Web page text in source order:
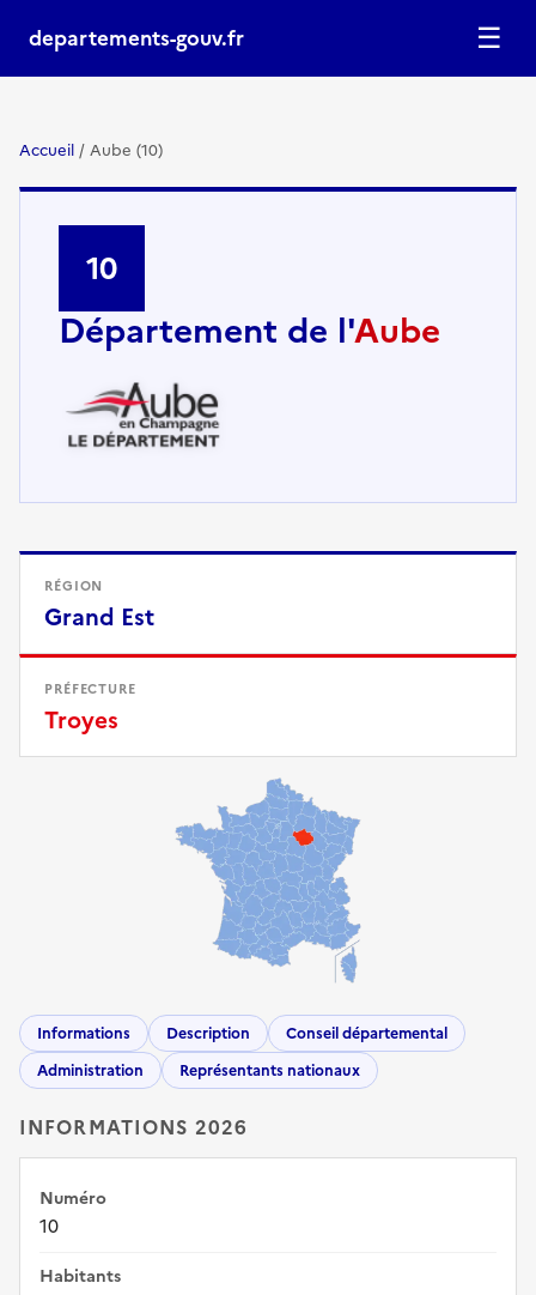
departements-gouv.fr ☰
Accueil / Aube (10)
10
Département de l'Aube
RÉGION
Grand Est
PRÉFECTURE
Troyes
Informations Description
Conseil départemental
Administration
Représentants nationaux
INFORMATIONS 2026
Numéro
10
Habitants